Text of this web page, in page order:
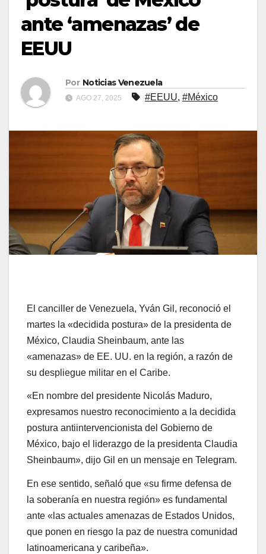
ante ‘amenazas’ de
EEUU
Por Noticias Venezuela
AGO 27, 2025 #EEUU, #México
El canciller de Venezuela, Yván Gil, reconoció el
martes la «decidida postura» de la presidenta de
México, Claudia Sheinbaum, ante las
«amenazas» de EE. UU. en la región, a razón de
su despliegue militar en el Caribe.
«En nombre del presidente Nicolás Maduro,
expresamos nuestro reconocimiento a la decidida
postura antiintervencionista del Gobierno de
México, bajo el liderazgo de la presidenta Claudia
Sheinbaum», dijo Gil en un mensaje en Telegram.
En ese sentido, señaló que «su firme defensa de
la soberanía en nuestra región» es fundamental
ante «las actuales amenazas de Estados Unidos,
que ponen en riesgo la paz de nuestra comunidad
latinoamericana y caribeña».